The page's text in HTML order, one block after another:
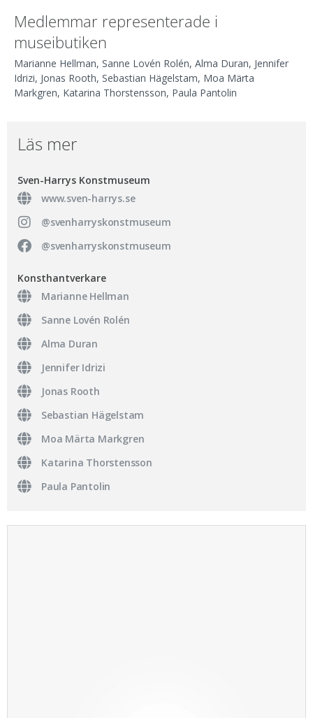
Medlemmar representerade i
museibutiken
Marianne Hellman, Sanne Lovén Rolén, Alma Duran, Jennifer
Idrizi, Jonas Rooth, Sebastian Hägelstam, Moa Märta
Markgren, Katarina Thorstensson, Paula Pantolin
Läs mer
Sven-Harrys Konstmuseum
www.sven-harrys.se
@svenharryskonstmuseum
@svenharryskonstmuseum
Konsthantverkare
Marianne Hellman
Sanne Lovén Rolén
Alma Duran
Jennifer Idrizi
Jonas Rooth
Sebastian Hägelstam
Moa Märta Markgren
Katarina Thorstensson
Paula Pantolin